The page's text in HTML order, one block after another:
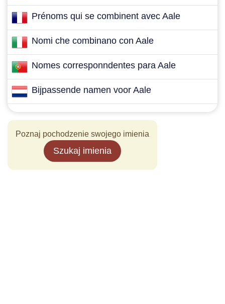
Prénoms qui se combinent avec Aale
Nomi che combinano con Aale
Nomes corresponndentes para Aale
Bijpassende namen voor Aale
Poznaj pochodzenie swojego imienia
Szukaj imienia